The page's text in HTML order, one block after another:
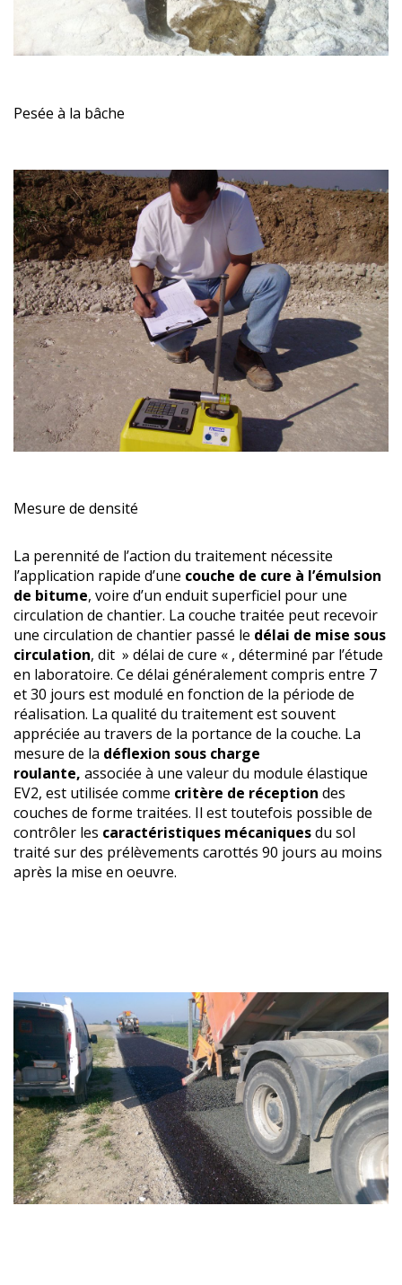
Pesée à la bâche
Mesure de densité
La perennité de l’action du traitement nécessite
l’application rapide d’une couche de cure à l’émulsion
de bitume, voire d’un enduit superficiel pour une
circulation de chantier. La couche traitée peut recevoir
une circulation de chantier passé le délai de mise sous
circulation, dit » délai de cure « , déterminé par l’étude
en laboratoire. Ce délai généralement compris entre 7
et 30 jours est modulé en fonction de la période de
réalisation. La qualité du traitement est souvent
appréciée au travers de la portance de la couche. La
mesure de la déflexion sous charge
roulante, associée à une valeur du module élastique
EV2, est utilisée comme critère de réception des
couches de forme traitées. Il est toutefois possible de
contrôler les caractéristiques mécaniquesdu sol
traité sur des prélèvements carottés 90 jours au moins
après la mise en oeuvre.